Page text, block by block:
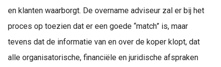
en klanten waarborgt. De overname adviseur zal er bij het
proces op toezien dat er een goede “match” is, maar
tevens dat de informatie van en over de koper klopt, dat
alle organisatorische, financiële en juridische afspraken